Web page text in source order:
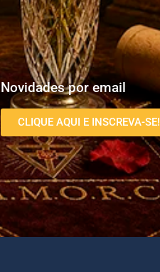
Novidades por email
CLIQUE AQUI E INSCREVA-SE!